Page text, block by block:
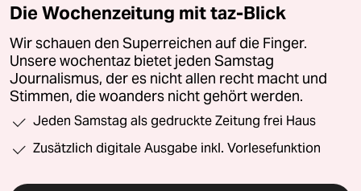
Die Wochenzeitung mit taz-Blick
Wir schauen den Superreichen auf die Finger.
Unsere wochentaz bietet jeden Samstag
Journalismus, der es nicht allen recht macht und
Stimmen, die woanders nicht gehört werden.
Jeden Samstag als gedruckte Zeitung frei Haus
Zusätzlich digitale Ausgabe inkl. Vorlesefunktion